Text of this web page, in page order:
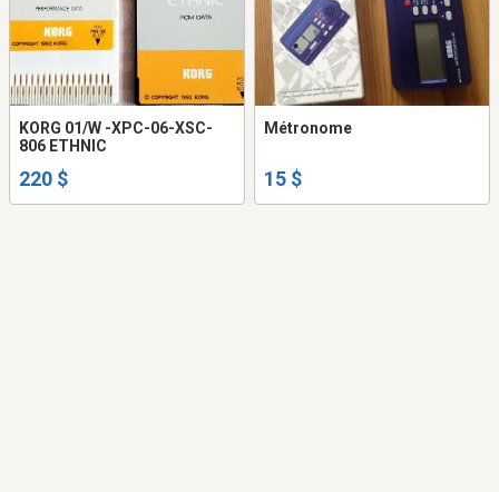
KORG 01/W -XPC-06-XSC-
806 ETHNIC
220 $
Métronome
15 $